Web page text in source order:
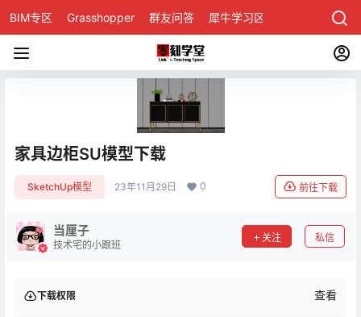
BIM专区 Grasshopper 群友问答 犀牛学习区
家具边柜SU模型下载
SketchUp模型 23年11月29日 0 前往下载
当厘子
技术宅的小跟班
关注 私信
下载权限 查看